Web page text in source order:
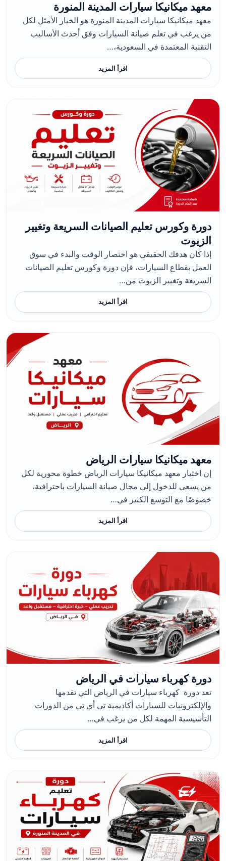
معهد ميكانيكا سيارات المدينة المنورة
معهد ميكانيكا سيارات المدينة المنورة هو الخيار الأمثل لكل
من يرغب في تعلم صيانة السيارات وفق أحدث الأساليب
التقنية المعتمدة في السعودية،…
اقرأ المزيد
دورة وكورس تعليم الصيانات السريعة وتغيير
الزيوت
​إذا كان هدفك الحقيقي هو اختصار الوقت والبدء في سوق
العمل بقطاع السيارات، فإن دورة وكورس تعليم الصيانات
السريعة وتغيير الزيوت من…
اقرأ المزيد
معهد ميكانيكا سيارات الرياض
إن اختيار معهد ميكانيكا سيارات الرياض خطوة محورية لكل
من يسعى للدخول إلى مجال صيانة السيارات باحترافية،
خصوصًا مع التوسع الكبير في…
اقرأ المزيد
دورة كهرباء سيارات في الرياض
تعد دورة كهرباء سيارات في الرياض التي تقدمها
والإلكترونيات للسيارات أكاديمية تي أي تي من الدورات
التأسيسية المهمة لكل من يرغب في…
اقرأ المزيد